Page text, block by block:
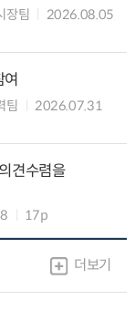
장팀
2026.08.05
팀
2026.07.31
견수렴을
17p
더보기